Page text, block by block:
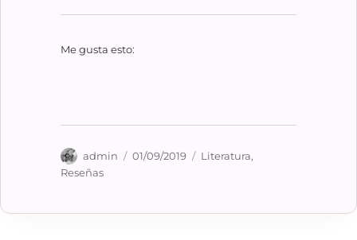
Me gusta esto:
Autor
admin
Publicado
01/09/2019 Categorías
Literatura,
Reseñas